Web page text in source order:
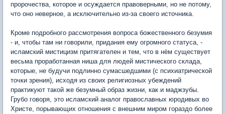
пророчества, которое и осуждается правоверными, но не потому,
что оно неверное, а исключительно из-за своего источника.
Кроме подробного рассмотрения вопроса божественного безумия
- и, чтобы там ни говорили, придания ему огромного статуса, -
исламский мистицизм притягателен и тем, что в нём существует
весьма проработанная ниша для людей мистического склада,
которые, не будучи подлинно сумасшедшими (с психиатрической
точки зрения), исходя из своих религиозных убеждений
практикуют такой же безумный образ жизни, как и маджзубы.
Грубо говоря, это исламский аналог православных юродивых во
Христе, порывающих отношения с внешним миром гораздо более